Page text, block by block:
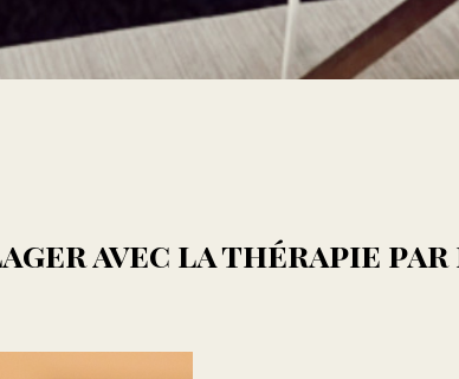
avec la thérapie par